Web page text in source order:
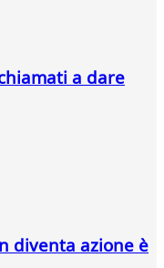
a dare
diventa azione è